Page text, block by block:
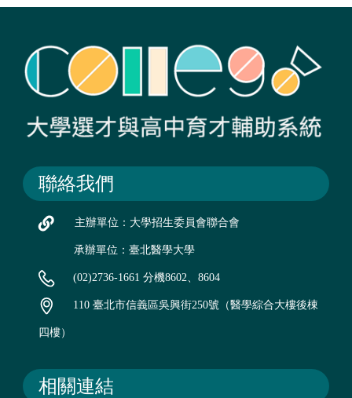
聯絡我們
主辦單位：大學招生委員會聯合會
承辦單位：臺北醫學大學
(02)2736-1661 分機8602、8604
110 臺北市信義區吳興街250號（醫學綜合大樓後棟
四樓）
相關連結